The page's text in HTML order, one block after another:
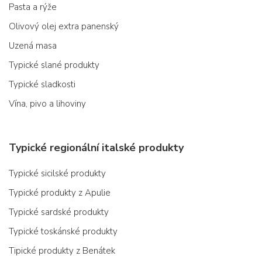
Pasta a rýže
Olivový olej extra panenský
Uzená masa
Typické slané produkty
Typické sladkosti
Vína, pivo a lihoviny
Typické regionální italské produkty
Typické sicilské produkty
Typické produkty z Apulie
Typické sardské produkty
Typické toskánské produkty
Tipické produkty z Benátek